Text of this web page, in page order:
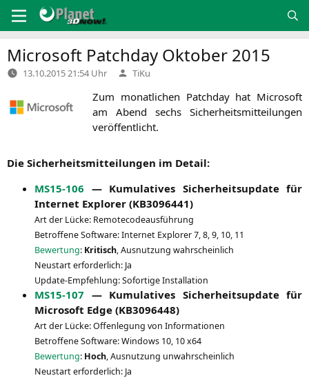
Inhalt
springen
Microsoft Patchday Oktober 2015
13.10.2015 21:54 Uhr Verfasst
von
TiKu
Zum monat­li­chen Patch­day hat Micro­soft
am Abend sechs Sicher­heits­mit­tei­lun­gen
veröffentlicht.
Die Sicher­heits­mit­tei­lun­gen im Detail:
MS15-106 — Kumu­la­ti­ves Sicher­heits­up­date für
Inter­net Explo­rer (KB3096441)
Art der Lücke: Remotecodeausführung
Betrof­fe­ne Soft­ware: Inter­net Explo­rer 7, 8, 9, 10, 11
Bewer­tung: Kri­tisch, Aus­nut­zung wahrscheinlich
Neu­start erfor­der­lich: Ja
Update-Emp­feh­lung: Sofor­ti­ge Installation
MS15-107 — Kumu­la­ti­ves Sicher­heits­up­date für
Micro­soft Edge (KB3096448)
Art der Lücke: Offen­le­gung von Informationen
Betrof­fe­ne Soft­ware: Win­dows 10, 10 x64
Bewer­tung: Hoch, Aus­nut­zung unwahrscheinlich
Neu­start erfor­der­lich: Ja